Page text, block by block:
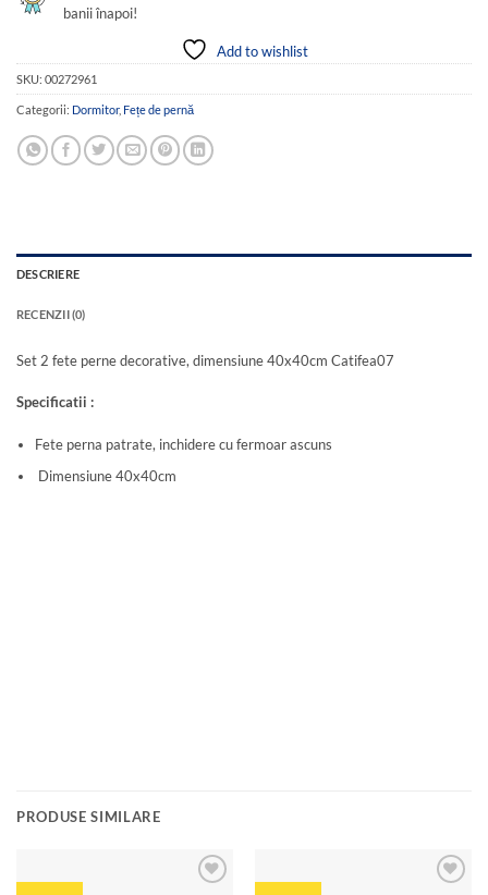
banii înapoi!
Add to wishlist
SKU: 00272961
Categorii: Dormitor, Fețe de pernă
DESCRIERE
RECENZII (0)
Set 2 fete perne decorative, dimensiune 40x40cm Catifea07
Specificatii :
Fete perna patrate, inchidere cu fermoar ascuns
Dimensiune 40x40cm
PRODUSE SIMILARE